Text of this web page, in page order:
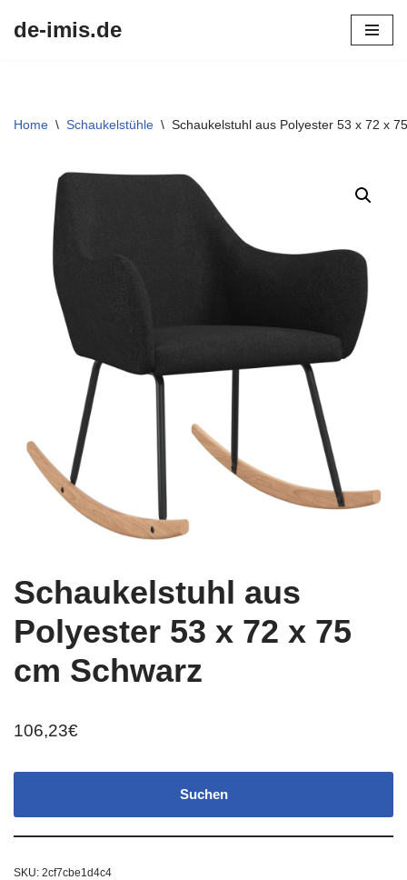
de-imis.de
Home \ Schaukelstühle \ Schaukelstuhl aus Polyester 53 x 72 x
Schaukelstuhl aus
Polyester 53 x 72 x 75
cm Schwarz
106,23€
Suchen
SKU: 2cf7cbe1d4c4